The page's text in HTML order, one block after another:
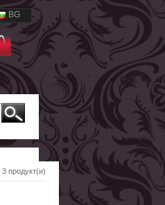
BG
3 продукт(и)